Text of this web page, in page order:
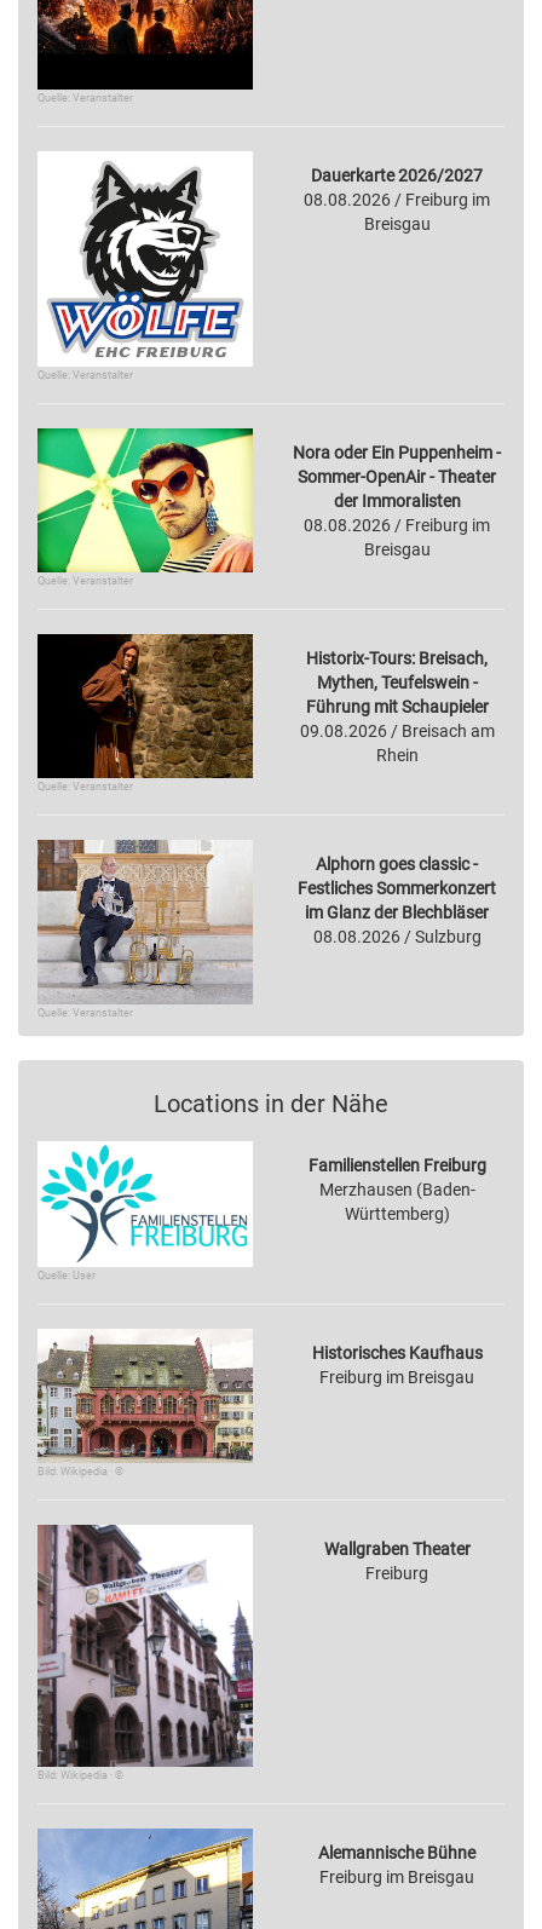
Quelle: Veranstalter
Quelle: Veranstalter
Dauerkarte 2026/2027
08.08.2026 / Freiburg im
Breisgau
Quelle: Veranstalter
Nora oder Ein Puppenheim -
Sommer-OpenAir - Theater
der Immoralisten
08.08.2026 / Freiburg im
Breisgau
Quelle: Veranstalter
Historix-Tours: Breisach,
Mythen, Teufelswein -
Führung mit Schaupieler
09.08.2026 / Breisach am
Rhein
Quelle: Veranstalter
Alphorn goes classic -
Festliches Sommerkonzert
im Glanz der Blechbläser
08.08.2026 / Sulzburg
Locations in der Nähe
Quelle: User
Familienstellen Freiburg
Merzhausen (Baden-
Württemberg)
Bild: Wikipedia · ©
Historisches Kaufhaus
Freiburg im Breisgau
Bild: Wikipedia · ©
Wallgraben Theater
Freiburg
Alemannische Bühne
Freiburg im Breisgau